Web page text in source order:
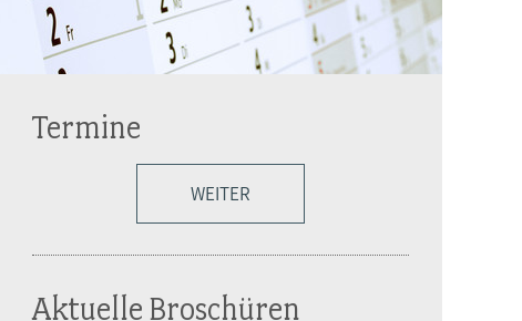
Termine
WEITER
Aktuelle Broschüren